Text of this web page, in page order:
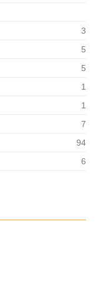
3
5
5
1
1
7
94
6